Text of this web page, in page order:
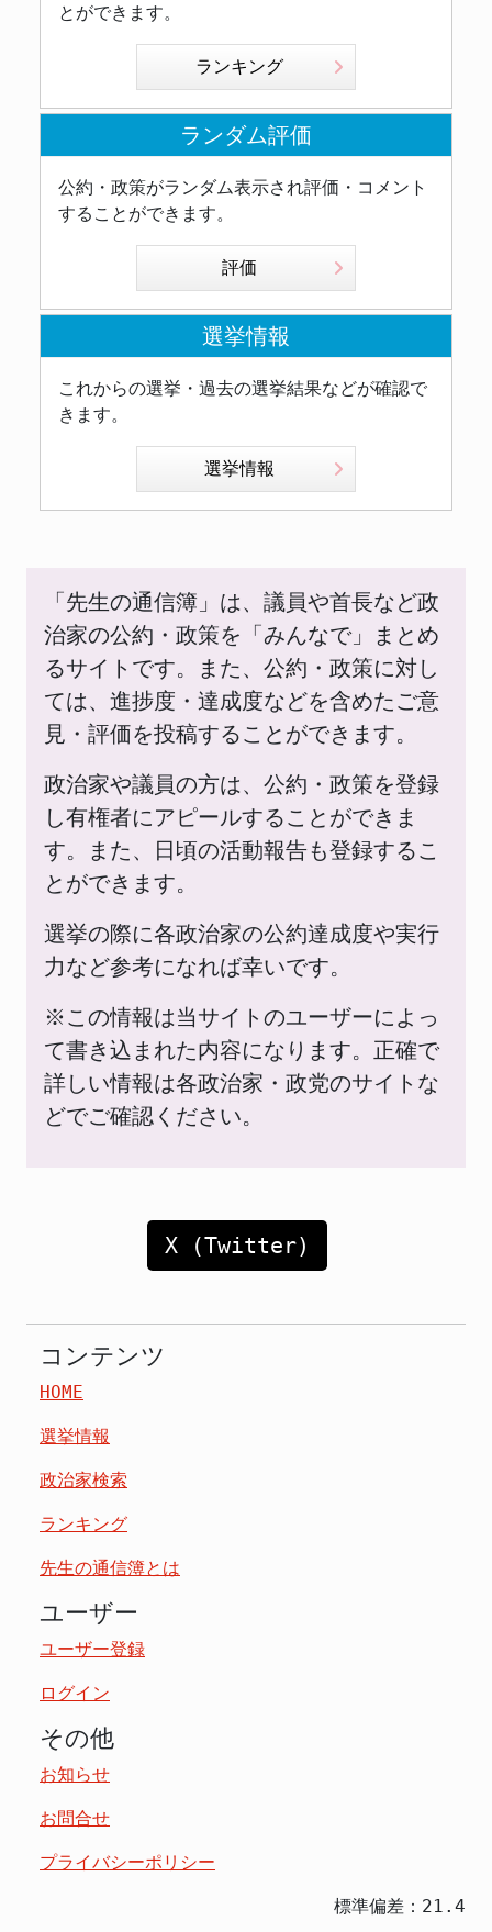
とができます。
ランキング
ランダム評価
公約・政策がランダム表示され評価・コメント
することができます。
評価
選挙情報
これからの選挙・過去の選挙結果などが確認で
きます。
選挙情報
「先生の通信簿」は、議員や首長など政
治家の公約・政策を「みんなで」まとめ
るサイトです。また、公約・政策に対し
ては、進捗度・達成度などを含めたご意
見・評価を投稿することができます。
政治家や議員の方は、公約・政策を登録
し有権者にアピールすることができま
す。また、日頃の活動報告も登録するこ
とができます。
選挙の際に各政治家の公約達成度や実行
力など参考になれば幸いです。
※この情報は当サイトのユーザーによっ
て書き込まれた内容になります。正確で
詳しい情報は各政治家・政党のサイトな
どでご確認ください。
X (Twitter)
コンテンツ
HOME
選挙情報
政治家検索
ランキング
先生の通信簿とは
ユーザー
ユーザー登録
ログイン
その他
お知らせ
お問合せ
プライバシーポリシー
標準偏差：21.4